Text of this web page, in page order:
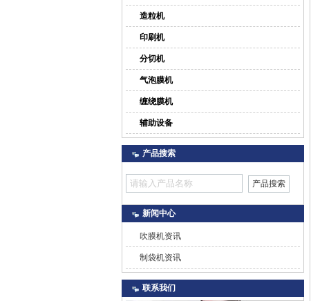
造粒机
印刷机
分切机
气泡膜机
缠绕膜机
辅助设备
产品搜索
新闻中心
吹膜机资讯
制袋机资讯
联系我们